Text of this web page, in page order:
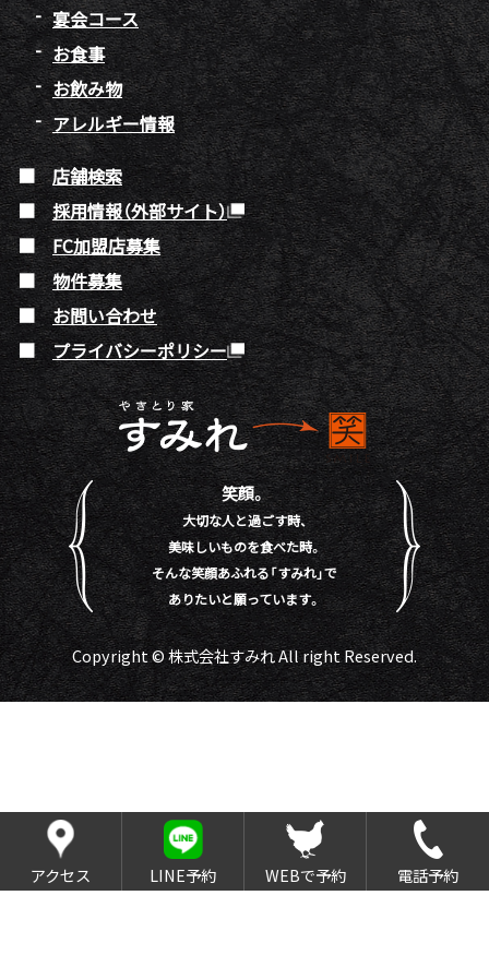
宴会コース
お食事
お飲み物
アレルギー情報
店舗検索
採用情報（外部サイト）
FC加盟店募集
物件募集
お問い合わせ
プライバシーポリシー
笑顔。
大切な人と過ごす時、
美味しいものを食べた時。
そんな笑顔あふれる「すみれ」で
ありたいと願っています。
Copyright © 株式会社すみれ All right Reserved.
アクセス LINE予約 WEBで予約 電話予約